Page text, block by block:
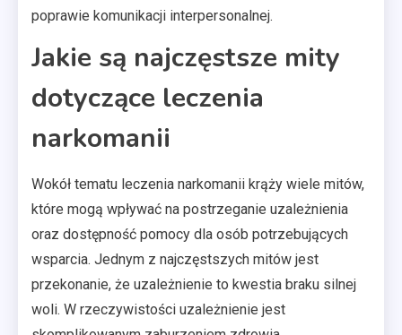
poprawie komunikacji interpersonalnej.
Jakie są najczęstsze mity
dotyczące leczenia
narkomanii
Wokół tematu leczenia narkomanii krąży wiele mitów,
które mogą wpływać na postrzeganie uzależnienia
oraz dostępność pomocy dla osób potrzebujących
wsparcia. Jednym z najczęstszych mitów jest
przekonanie, że uzależnienie to kwestia braku silnej
woli. W rzeczywistości uzależnienie jest